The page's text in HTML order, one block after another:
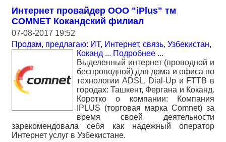
Интернет провайдер OOO "iPlus" тм
COMNET Кокандский филиал
07-08-2017 19:52
Продам, предлагаю: ИТ, Интернет, связь, Узбекистан,
Коканд ... Подробнее ...
Выделенный интернет (проводной и
беспроводной) для дома и офиса по
технологии ADSL, Dial-Up и FTTB в
городах: Ташкент, Фергана и Коканд.
Коротко о компании: Компания
IPLUS (торговая марка Comnet) за
время своей деятельности
зарекомендовала себя как надежный оператор
Интернет услуг в Узбекистане.